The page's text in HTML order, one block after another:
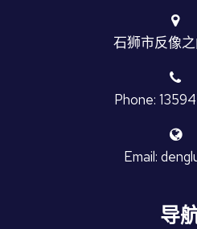
石狮市反像
Phone:
Email:
导